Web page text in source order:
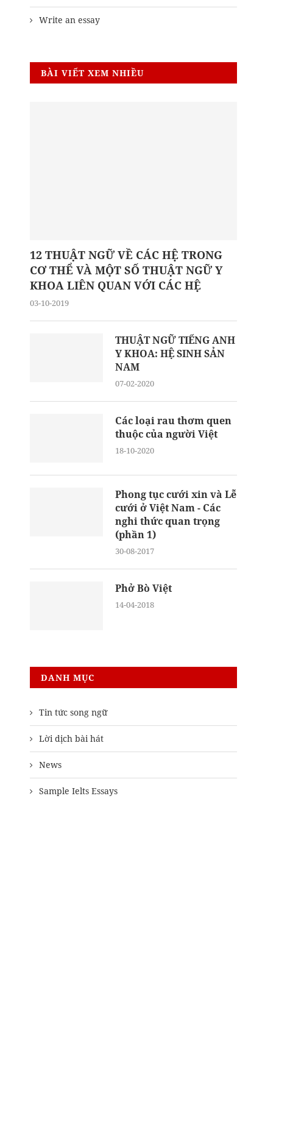
Write an essay
BÀI VIẾT XEM NHIỀU
12 THUẬT NGỮ VỀ CÁC HỆ TRONG
CƠ THỂ VÀ MỘT SỐ THUẬT NGỮ Y
KHOA LIÊN QUAN VỚI CÁC HỆ
03-10-2019
THUẬT NGỮ TIẾNG ANH
Y KHOA: HỆ SINH SẢN
NAM
07-02-2020
Các loại rau thơm quen
thuộc của người Việt
18-10-2020
Phong tục cưới xin và Lễ
cưới ở Việt Nam - Các
nghi thức quan trọng
(phần 1)
30-08-2017
Phở Bò Việt
14-04-2018
DANH MỤC
Tin tức song ngữ
Lời dịch bài hát
News
Sample Ielts Essays